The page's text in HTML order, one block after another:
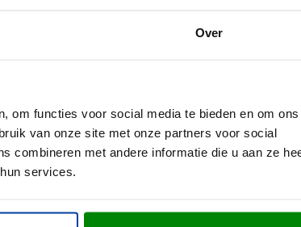
Over
om functies voor social media te bieden en om ons
van onze site met onze partners voor social
combineren met andere informatie die u aan ze
services.
aan en weet precies wat je kunt